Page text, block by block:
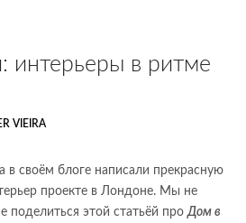
интерьеры в ритме
VIEIRA
в своём блоге написали прекрасную
проекте в Лондоне. Мы не
поделиться этой статьёй проДом в